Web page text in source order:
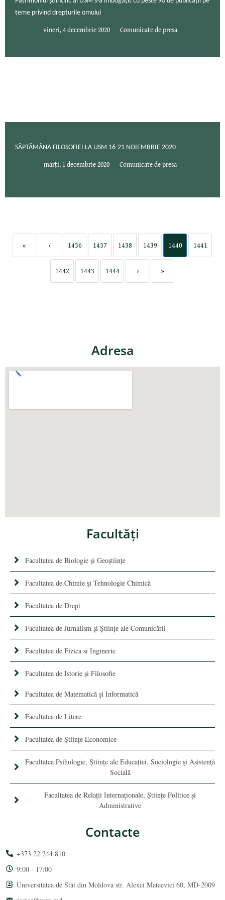
teme privind drepturile omului
vineri, 4 decembrie 2020 Comunicate de presa
SĂPTĂMÂNA FILOSOFIEI LA USM 16-21 NOIEMBRIE 2020
marți, 1 decembrie 2020 Comunicate de presa
« ‹ 1436 1437 1438 1439 1440 1441
1442 1443 1444 › »
Adresa
Facultăţi
Facultatea de Biologie și Geoștiințe
Facultatea de Chimie şi Tehnologie Chimică
Facultatea de Drept
Facultatea de Jurnalism şi Ştiinţe ale Comunicării
Facultatea de Fizica si Inginerie
Facultatea de Istorie şi Filosofie
Facultatea de Matematică şi Informatică
Facultatea de Litere
Facultatea de Științe Economice
Facultatea Psihologie, Ştiinţe ale Educaţiei, Sociologie și Asistență
Socială
Facultatea de Relaţii Internaţionale, Ştiinţe Politice şi
Administrative
Contacte
+373 22 244 810
9:00 - 17:00
Universitatea de Stat din Moldova str. Alexei Mateevici 60, MD-2009